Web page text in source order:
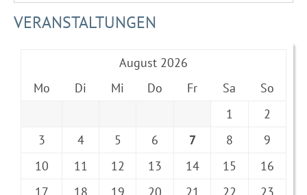
VERANSTALTUNGEN
August 2026
Mo
Di Mi Do Fr Sa
So
1
2
3
4 5 6 7 8
9
10
11 12 13 14 15
16